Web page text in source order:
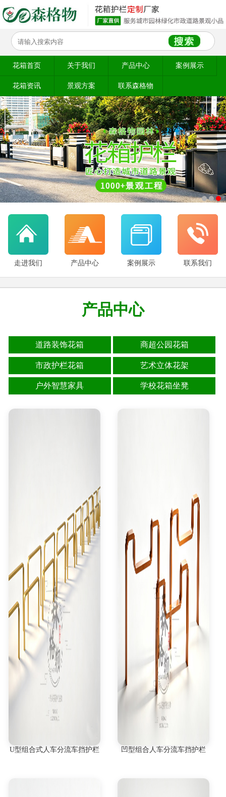
花箱首页 关于我们 产品中心 案例展示
花箱资讯 景观方案 联系森格物
走进我们 产品中心 案例展示 联系我们
产品中心
道路装饰花箱 商超公园花箱
市政护栏花箱 艺术立体花架
户外智慧家具 学校花箱坐凳
U型组合式人车分流车挡护栏 凹型组合人车分流车挡护栏